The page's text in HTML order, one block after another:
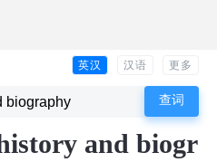
英汉 汉语 更多
and biogr